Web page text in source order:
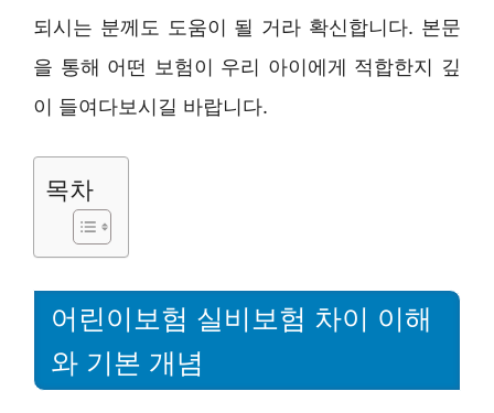
되시는 분께도 도움이 될 거라 확신합니다. 본문
을 통해 어떤 보험이 우리 아이에게 적합한지 깊
이 들여다보시길 바랍니다.
목차
어린이보험 실비보험 차이 이해
와 기본 개념